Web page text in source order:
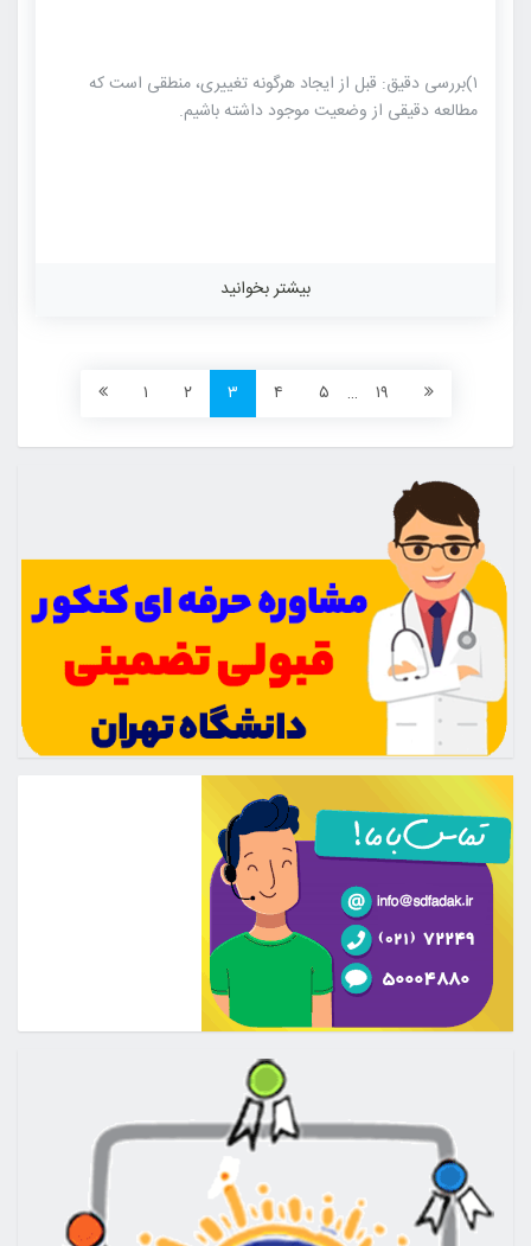
۱)بررسی دقیق: قبل از ایجاد هرگونه تغییری، منطقی است که
مطالعه دقیقی از وضعیت موجود داشته باشیم.
بیشتر بخوانید
۱ ۲ ۳ ۴ ۵ … ۱۹